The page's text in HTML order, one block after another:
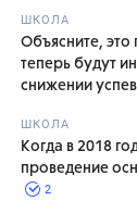
ШКОЛА
Объясните, это
теперь будут
снижении
ШКОЛА
Когда в 2018
проведение
2